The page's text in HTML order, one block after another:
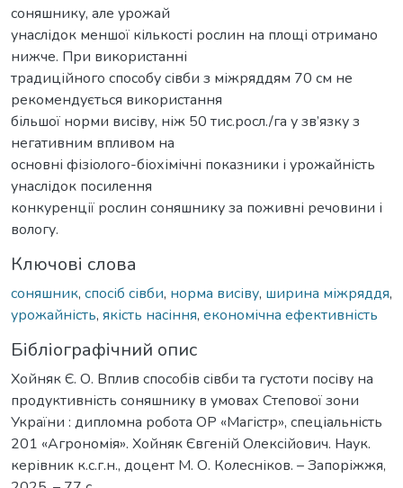
соняшнику, але урожай
унаслідок меншої кількості рослин на площі отримано
нижче. При використанні
традиційного способу сівби з міжряддям 70 см не
рекомендується використання
більшої норми висіву, ніж 50 тис.росл./га у зв’язку з
негативним впливом на
основні фізіолого-біохімічні показники і урожайність
унаслідок посилення
конкуренції рослин соняшнику за поживні речовини і
вологу.
Ключові слова
соняшник, спосіб сівби, норма висіву, ширина міжряддя,
урожайність, якість насіння, економічна ефективність
Бібліографічний опис
Хойняк Є. О. Вплив способів сівби та густоти посіву на
продуктивність соняшнику в умовах Степової зони
України : дипломна робота ОР «Магістр», спеціальність
201 «Агрономія». Хойняк Євгеній Олексійович. Наук.
керівник к.с.г.н., доцент М. О. Колесніков. – Запоріжжя,